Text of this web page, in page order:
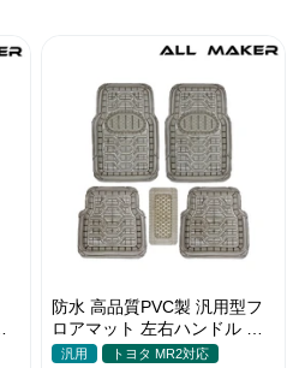
防水 高品質PVC製 汎用型フ
ロアマット 左右ハンドル 汚
れ防止 DIY 滑り防止 耐久
汎用 トヨタ MR2対応